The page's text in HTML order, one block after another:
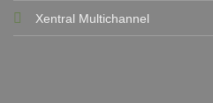
Xentral Multichannel